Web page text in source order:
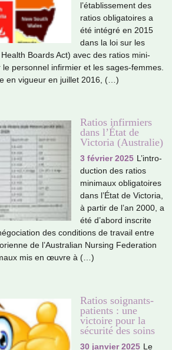
l’établissement des
ratios obli­ga­toi­res a
été inté­gré en 2015
dans la loi sur les
Boards Act) avec des ratios mini­
per­son­nel infir­mier et les sages-femmes.
en vigueur en juillet 2016, (…)
Ratios infirmiers
dans l’État de
Victoria (Australie)
3 février 2025 L’intro­
duc­tion des ratios
mini­maux obli­ga­toi­res
dans l’État de Victoria,
à partir de l’an 2000, a
été d’abord ins­crite
des condi­tions de tra­vail entre
de l’Australian Nursing Federation
mis en œuvre à (…)
Ratios soignants-
patients : une
victoire pour la
sécurité des soins
30 janvier 2025 Le